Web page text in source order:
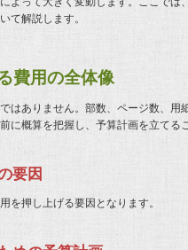
て解説します。
費用の全体像
はありません。部数、ページ数、
に概算を把握し、予算計画を立てる
要因
を押し上げる要因となります。